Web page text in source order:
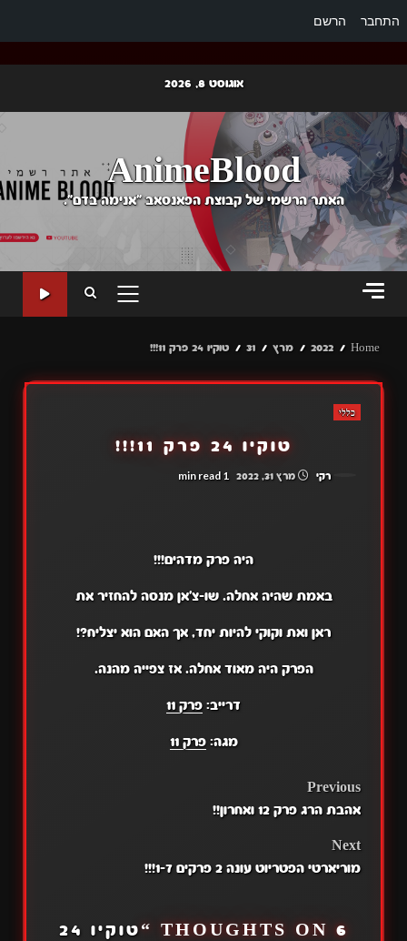
התחבר הרשם
content
אוגוסט 8, 2026
AnimeBlood
האתר הרשמי של קבוצת הפאנסאב "אנימה בדם".
PRIMARY
Home
2022 מרץ 31 טוקיו 24 פרק 11!!!
כללי
טוקיו 24 פרק 11!!!
רקי מרץ 31, 2022 1 min read
היה פרק מדהים!!!
באמת שהיה אחלה. שו-צ'אן מנסה להחזיר את
ראן ואת וקוקי להיות יחד, אך האם הוא יצליח?!
הפרק היה מאוד אחלה. אז צפייה מהנה.
דרייב: פרק 11
מגה:פרק 11
POST
Previous
אהבת הרג פרק 12 ואחרון!!
Next
מוריארטי הפטריוט עונה 2 פרקים 1-7!!!
6 THOUGHTS ON “
טוקיו 24